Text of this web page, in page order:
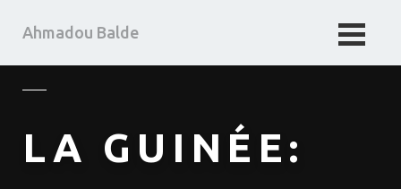
Ahmadou Balde
MA PENSEE
LA GUINÉE: